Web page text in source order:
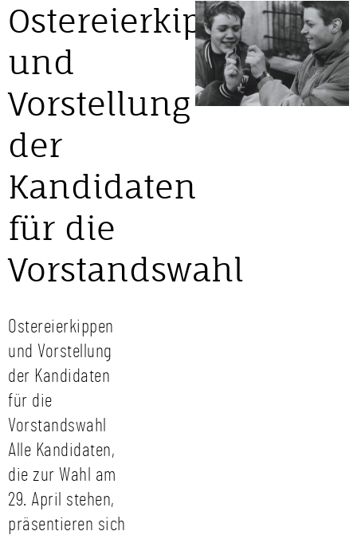
Ostereierkippen
und
Vorstellung
der
Kandidaten
für die
Vorstandswahl
Ostereierkippen
und Vorstellung
der Kandidaten
für die
Vorstandswahl
Alle Kandidaten,
die zur Wahl am
29. April stehen,
präsentieren sich